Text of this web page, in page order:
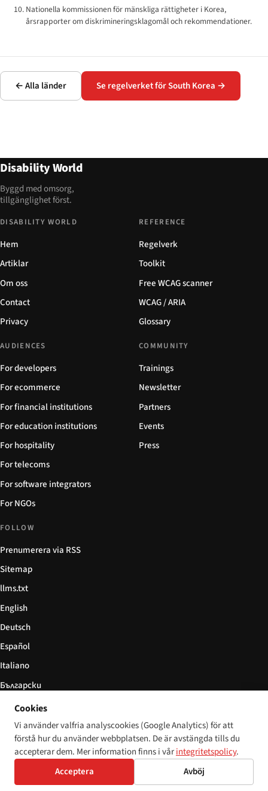
Nationella kommissionen för mänskliga rättigheter i Korea,
årsrapporter om diskrimineringsklagomål och rekommendationer.
← Alla länder Se regelverket för South Korea →
Disability World
Byggd med omsorg,
tillgänglighet först.
DISABILITY WORLD
Hem
Artiklar
Om oss
Contact
Privacy
REFERENCE
Regelverk
Toolkit
Free WCAG scanner
WCAG / ARIA
Glossary
AUDIENCES
For developers
For ecommerce
For financial institutions
For education institutions
For hospitality
For telecoms
For software integrators
For NGOs
COMMUNITY
Trainings
Newsletter
Partners
Events
Press
FOLLOW
Prenumerera via RSS
Sitemap
llms.txt
English
Deutsch
Español
Italiano
Български
简体中文
© 2026 Disability World. Alla rättigheter förbehållna. Cookie settings
DeutschEspañol 简体中文Polski
NederlandsSvenskaDanskSuomi
Cookies
Vi använder valfria analyscookies (Google Analytics) för att
förstå hur du använder webbplatsen. De är avstängda tills du
accepterar dem. Mer information finns i vårintegritetspolicy.
Acceptera
Avböj